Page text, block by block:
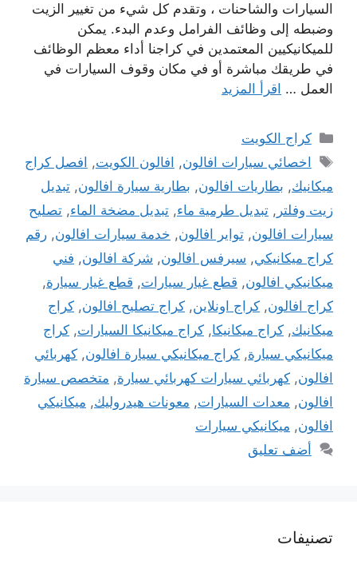
السيارات والشاحنات ، وتقدم كل شيء من تغيير الزيت
وضبطه إلى وظائف الفرامل وعدم البدء. يمكن
للميكانيكيين المعتمدين في كراجنا أداء معظم الوظائف
في طريقك مباشرة أو في مكان وقوف السيارات في
العمل … اقرأ المزيد
التصنيفات
كراج الكويت
الوسوم
اخصائي سيارات افالون, افالون الكويت, افصل كراج
ميكانيك, بطاريات افالون, بطارية سيارة افالون, تبديل
زيت وفلتر , تبديل طرمية ماء, تبديل مضخة الماء, تصليح
سيارات افالون, تواير افالون, خدمة سيارات افالون, رقم
كراج ميكانيكي, سيرفس افالون, شركة افالون, فني
ميكانيكي افالون, قطع غيار سيارات, قطع غيار سيارة,
كراج افالون, كراج اونلاين, كراج تصليح افالون, كراج
ميكانيك, كراج ميكانيكا, كراج ميكانيكا السيارات, كراج
ميكانيكي سيارة, كراج ميكانيكي سيارة افالون, كهربائي
افالون, كهربائي سيارات كهربائي سيارة, متخصص سيارة
افالون, معدات السيارات, معونات هيدروليك, ميكانيكي
افالون, ميكانيكي سيارات
أضف تعليق
تصنيفات